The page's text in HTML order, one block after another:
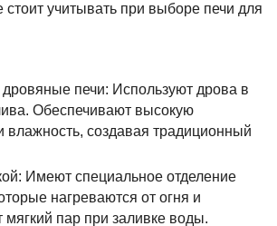
стоит учитывать при выборе печи для
дровяные печи: Используют дрова в
Обеспечивают высокую
влажность, создавая традиционный
Имеют специальное отделение
нагреваются от огня и
мягкий пар при заливке воды.